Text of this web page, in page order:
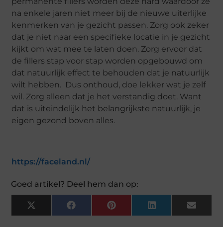
na enkele jaren niet meer bij de nieuwe uiterlijke
kenmerken van je gezicht passen. Zorg ook zeker
dat je niet naar een specifieke locatie in je gezicht
kijkt om wat mee te laten doen. Zorg ervoor dat
de fillers stap voor stap worden opgebouwd om
dat natuurlijk effect te behouden dat je natuurlijk
wilt hebben. Dus onthoud, doe lekker wat je zelf
wil. Zorg alleen dat je het verstandig doet. Want
dat is uiteindelijk het belangrijkste natuurlijk, je
eigen gezond boven alles.
https://faceland.nl/
Goed artikel? Deel hem dan op:
X
(
F
A
P
I
L
I
E
M